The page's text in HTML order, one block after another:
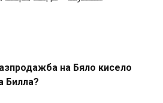
на Бяло кисело
Билла?